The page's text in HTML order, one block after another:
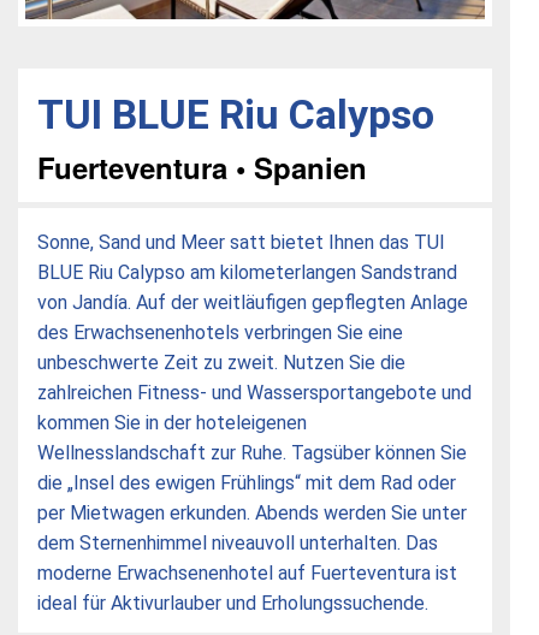
TUI BLUE Riu Calypso
Fuerteventura • Spanien
Sonne, Sand und Meer satt bietet Ihnen das TUI
BLUE Riu Calypso am kilometerlangen Sandstrand
von Jandía. Auf der weitläufigen gepflegten Anlage
des Erwachsenenhotels verbringen Sie eine
unbeschwerte Zeit zu zweit. Nutzen Sie die
zahlreichen Fitness- und Wassersportangebote und
kommen Sie in der hoteleigenen
Wellnesslandschaft zur Ruhe. Tagsüber können Sie
die „Insel des ewigen Frühlings“ mit dem Rad oder
per Mietwagen erkunden. Abends werden Sie unter
dem Sternenhimmel niveauvoll unterhalten. Das
moderne Erwachsenenhotel auf Fuerteventura ist
ideal für Aktivurlauber und Erholungssuchende.